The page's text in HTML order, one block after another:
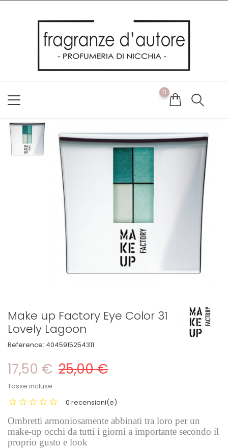
Utilizziamo i cookie per offrirti la migliore esperienza possibile
sul nostro sito web. Cliccando su OK, acconsenti alla nostra
politica sui cookie. Se desideri modificare le tue preferenze sui
cookie, puoi farlo
0
Make up Factory Eye Color 31
Lovely Lagoon
Reference: 4045915254311
17,50 € 25,00 €
Tasse incluse
0 recensioni(e)
Ombretti armoniosamente abbinati tra loro per un
make-up occhi da tutti i giorni a importante secondo il
proprio gusto e look